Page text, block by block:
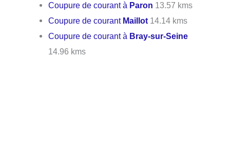
Coupure de courant à Paron 13.57 kms
Coupure de courant Maillot 14.14 kms
Coupure de courant à Bray-sur-Seine
14.96 kms